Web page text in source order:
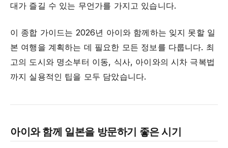
대가 즐길 수 있는 무언가를 가지고 있습니다.
이 종합 가이드는 2026년 아이와 함께하는 잊지 못할 일
본 여행을 계획하는 데 필요한 모든 정보를 다룹니다. 최
고의 도시와 명소부터 이동, 식사, 아이와의 시차 극복법
까지 실용적인 팁을 모두 담았습니다.
아이와 함께 일본을 방문하기 좋은 시기